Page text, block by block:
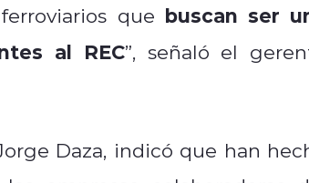
que buscan ser
al REC”, señaló el
Daza, indicó que han